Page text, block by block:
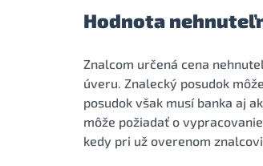
Hodnota
Znalcom určená cena
úveru. Znalecký posudok
posudok však musí banka aj
môže požiadať o
kedy pri už overenom